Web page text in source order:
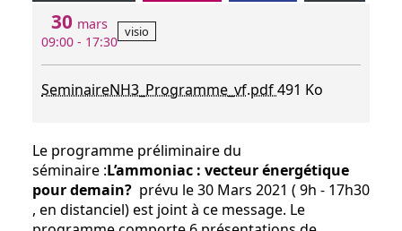
30 mars
09:00 - 17:30
visio
SeminaireNH3_Programme_vf.pdf491 Ko
Le programme préliminaire du
séminaire :L’ammoniac : vecteur énergétique
pour demain? prévu le 30 Mars 2021 ( 9h - 17h30
, en distanciel) est joint à ce message. Le